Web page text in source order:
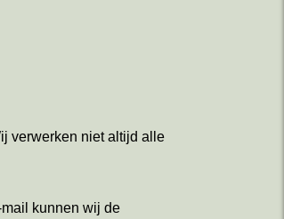
verwerken niet altijd alle
kunnen wij de